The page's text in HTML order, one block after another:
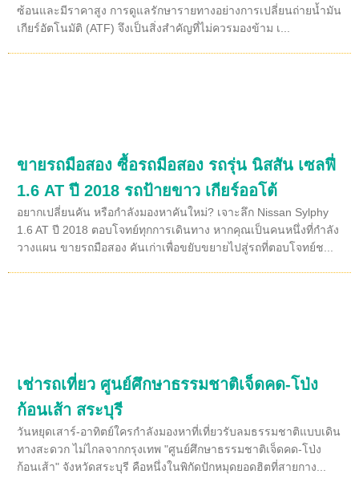
ซ้อนและมีราคาสูง การดูแลรักษารายทางอย่างการเปลี่ยนถ่ายน้ำมัน
เกียร์อัตโนมัติ (ATF) จึงเป็นสิ่งสำคัญที่ไม่ควรมองข้าม เ...
ขายรถมือสอง ซื้อรถมือสอง รถรุ่น นิสสัน เซลฟี่
1.6 AT ปี 2018 รถป้ายขาว เกียร์ออโต้
อยากเปลี่ยนคัน หรือกำลังมองหาคันใหม่? เจาะลึก Nissan Sylphy
1.6 AT ปี 2018 ตอบโจทย์ทุกการเดินทาง หากคุณเป็นคนหนึ่งที่กำลัง
วางแผน ขายรถมือสอง คันเก่าเพื่อขยับขยายไปสู่รถที่ตอบโจทย์ช...
เช่ารถเที่ยว ศูนย์ศึกษาธรรมชาติเจ็ดคด-โป่ง
ก้อนเส้า สระบุรี
วันหยุดเสาร์-อาทิตย์ใครกำลังมองหาที่เที่ยวรับลมธรรมชาติแบบเดิน
ทางสะดวก ไม่ไกลจากกรุงเทพ "ศูนย์ศึกษาธรรมชาติเจ็ดคด-โป่ง
ก้อนเส้า" จังหวัดสระบุรี คือหนึ่งในพิกัดปักหมุดยอดฮิตที่สายกาง...